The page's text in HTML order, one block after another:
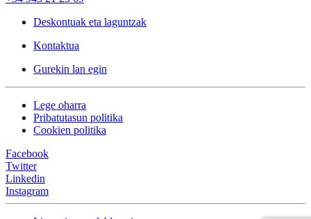
Deskontuak eta laguntzak
Kontaktua
Gurekin lan egin
Lege oharra
Pribatutasun politika
Cookien politika
Facebook
Twitter
Linkedin
Instagram